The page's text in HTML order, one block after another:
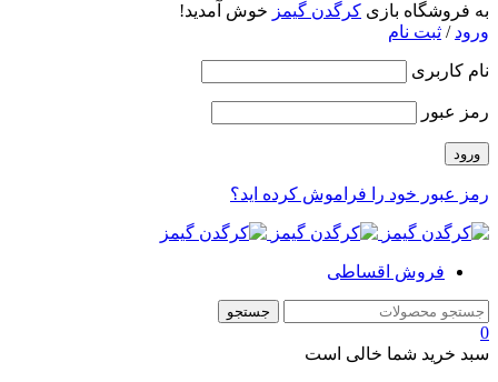
به فروشگاه بازی کرگدن گیمز خوش آمدید!
ورود / ثبت نام
نام کاربری
رمز عبور
رمز عبور خود را فراموش کرده اید؟
فروش اقساطی
0
سبد خرید شما خالی است